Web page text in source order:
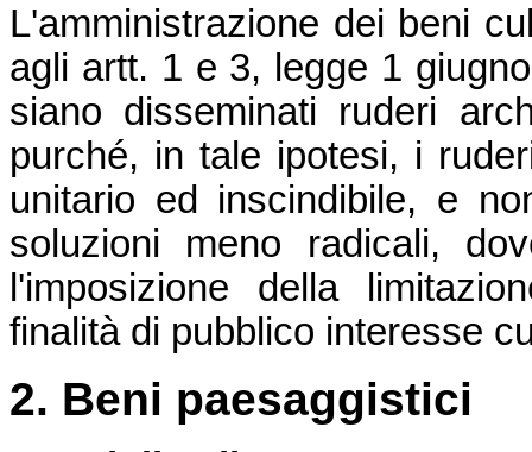
L'amministrazione dei beni
agli artt. 1 e 3, legge 1
siano disseminati ruderi
purché, in tale ipotesi, i
unitario ed inscindibile, e
soluzioni meno radicali,
l'imposizione della
finalità di pubblico interesse
2. Beni paesaggistici